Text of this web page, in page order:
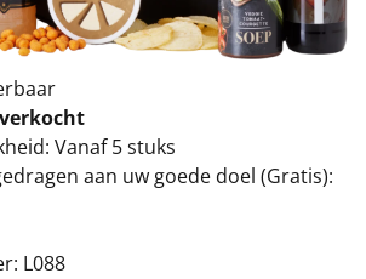
2026
Vanaf 5 stuks
aan uw goede doel (Gratis):
L088